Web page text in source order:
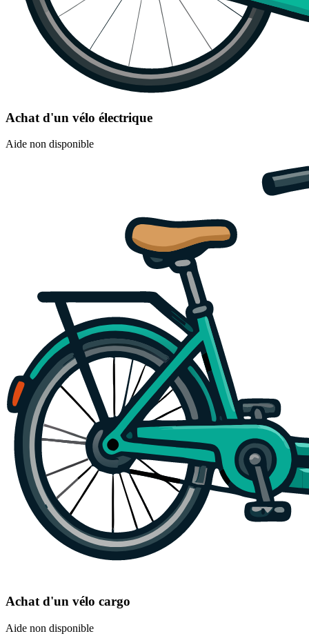
Achat d'un vélo électrique
Aide non disponible
Achat d'un vélo cargo
Aide non disponible